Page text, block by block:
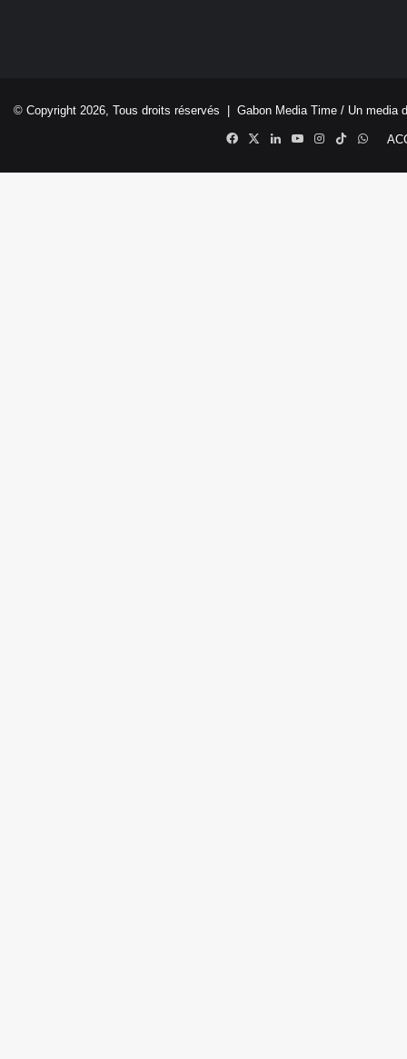
© Copyright 2026, Tous droits réservés | Gabon Media Time / Un media
Facebook
X LinkedinYouTubeInstagram
TikTok